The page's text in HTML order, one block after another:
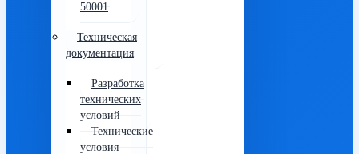
50001
Техническая
документация
Разработка
технических
условий
Технические
условия